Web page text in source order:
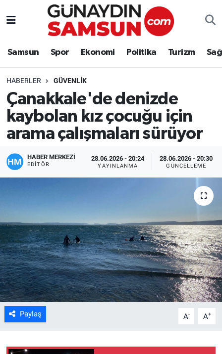
Samsun Spor Ekonomi Politika Turizm
HABERLER GÜVENLIK
Çanakkale'de denizde
kaybolan kız çocuğu için
arama çalışmaları sürüyor
HABER MERKEZİ
EDITÖR
28.06.2026 - 20:24
YAYINLANMA
28.06.2026 - 20:30
GÜNCELLEME
Paylaş A- A+
Samsun
Politika
Turizm
Sağlık
Kültür Sanat
Bilim ve Teknoloji
Genel
Nöbetçi Eczaneler
Süper Lig Puan Durumu ve Fikstür
Tüm Manşetler
Son Dakika Haberleri